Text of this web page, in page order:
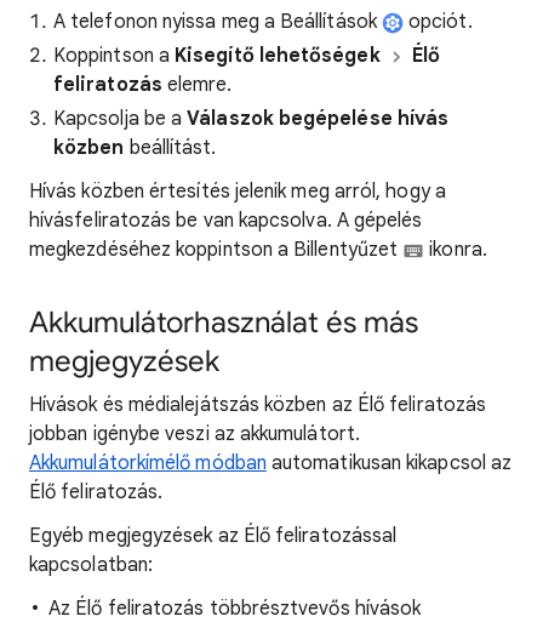
A telefonon nyissa meg a Beállítások
opciót.
Koppintson a Kisegítő lehetőségek
Élő
feliratozás elemre.
Kapcsolja be aVálaszok begépelése hívás
közben beállítást.
Hívás közben értesítés jelenik meg arról, hogy a
hívásfeliratozás be van kapcsolva. A gépelés
megkezdéséhez koppintson a Billentyűzet
ikonra.
Akkumulátorhasználat és más
megjegyzések
Hívások és médialejátszás közben az Élő feliratozás
jobban igénybe veszi az akkumulátort.
Akkumulátorkímélő módban automatikusan kikapcsol az
Élő feliratozás.
Egyéb megjegyzések az Élő feliratozással
kapcsolatban:
Az Élő feliratozás többrésztvevős hívások